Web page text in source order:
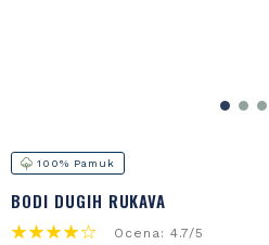
100% Pamuk
BODI DUGIH RUKAVA
Ocena: 4.7/5